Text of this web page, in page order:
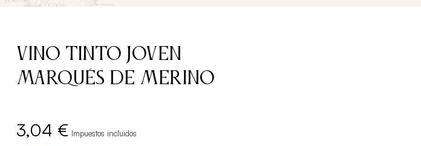
Vino Tinto Joven
Marqués de Merino
3,04 € Impuestos incluidos